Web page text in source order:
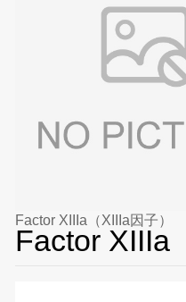
Factor XIIIa（XIIIa因子）
Factor XIIIa